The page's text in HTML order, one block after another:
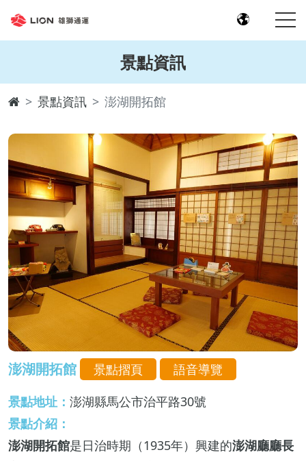
景點資訊
景點資訊 澎湖開拓館
澎湖開拓館 景點摺頁
語音導覽
景點地址： 澎湖縣馬公市治平路30號
景點介紹：
澎湖開拓館是日治時期（1935年）興建的澎湖廳廳長